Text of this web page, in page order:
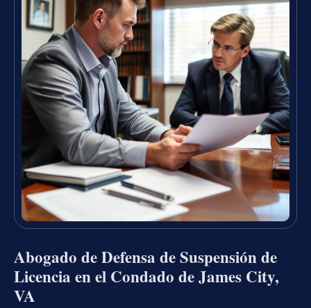
Abogado de Defensa de Suspensión de
Licencia en el Condado de James City,
VA